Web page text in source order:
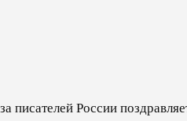
писателей России